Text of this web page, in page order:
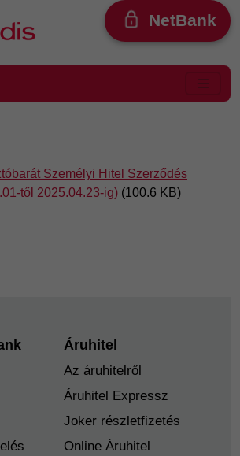
NetBank
Személyi Hitel Szerződés
től 2025.04.23-ig) (100.6 KB)
Áruhitel
Az áruhitelről
Áruhitel Expressz
Joker részletfizetés
Online Áruhitel